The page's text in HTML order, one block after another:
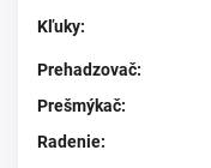
Kľuky:
Prehadzovač:
Prešmýkač:
Radenie: